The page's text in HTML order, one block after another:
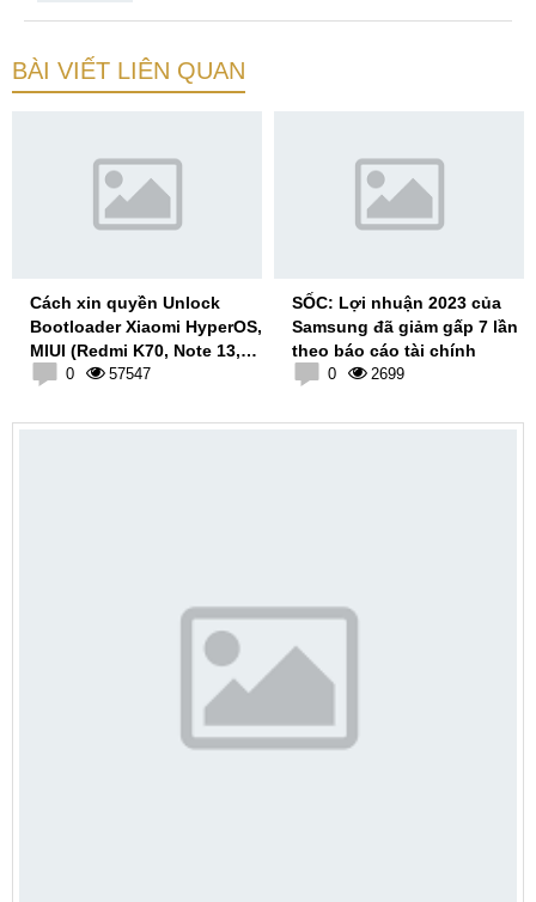
BÀI VIẾT LIÊN QUAN
Cách xin quyền Unlock
Bootloader Xiaomi HyperOS,
MIUI (Redmi K70, Note 13,
Xiaomi 14)
0 57547
SỐC: Lợi nhuận 2023 của
Samsung đã giảm gấp 7 lần
theo báo cáo tài chính
0 2699